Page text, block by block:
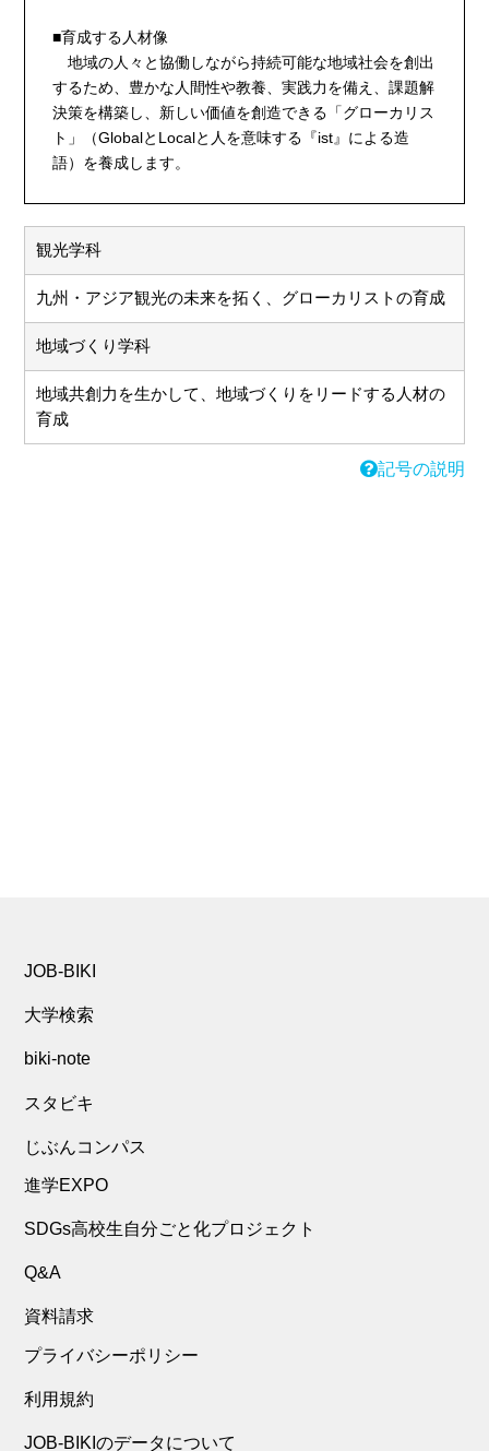
■育成する人材像
地域の人々と協働しながら持続可能な地域社会を創出
するため、豊かな人間性や教養、実践力を備え、課題解
決策を構築し、新しい価値を創造できる「グローカリス
ト」（GlobalとLocalと人を意味する『ist』による造
語）を養成します。
観光学科
九州・アジア観光の未来を拓く、グローカリストの育成
地域づくり学科
地域共創力を生かして、地域づくりをリードする人材の
育成
記号の説明
JOB-BIKI
大学検索
biki-note
スタビキ
じぶんコンパス
進学EXPO
SDGs高校生自分ごと化プロジェクト
Q&A
資料請求
プライバシーポリシー
利用規約
JOB-BIKIのデータについて